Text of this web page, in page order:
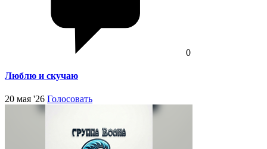
0
Люблю и скучаю
20 мая '26 Голосовать